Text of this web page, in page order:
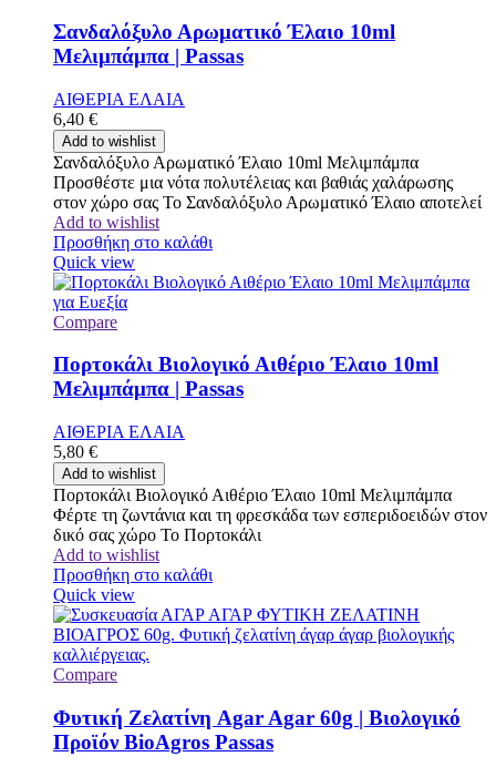
Σανδαλόξυλο Αρωματικό Έλαιο 10ml
Μελιμπάμπα | Passas
ΑΙΘΕΡΙΑ ΕΛΑΙΑ
6,40 €
Add to wishlist
Σανδαλόξυλο Αρωματικό Έλαιο 10ml Μελιμπάμπα
Προσθέστε μια νότα πολυτέλειας και βαθιάς χαλάρωσης
στον χώρο σας Το Σανδαλόξυλο Αρωματικό Έλαιο αποτελεί
Add to wishlist
Προσθήκη στο καλάθι
Quick view
Compare
Πορτοκάλι Βιολογικό Αιθέριο Έλαιο 10ml
Μελιμπάμπα | Passas
ΑΙΘΕΡΙΑ ΕΛΑΙΑ
5,80 €
Add to wishlist
Πορτοκάλι Βιολογικό Αιθέριο Έλαιο 10ml Μελιμπάμπα
Φέρτε τη ζωντάνια και τη φρεσκάδα των εσπεριδοειδών στον
δικό σας χώρο Το Πορτοκάλι
Add to wishlist
Προσθήκη στο καλάθι
Quick view
Compare
Φυτική Ζελατίνη Agar Agar 60g | Βιολογικό
Προϊόν BioAgros Passas